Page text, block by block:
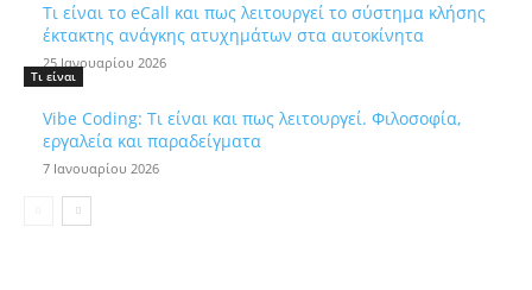
Τι είναι το eCall και πως λειτουργεί το σύστημα κλήσης
έκτακτης ανάγκης ατυχημάτων στα αυτοκίνητα
25 Ιανουαρίου 2026
Τι είναι
Vibe Coding: Τι είναι και πως λειτουργεί. Φιλοσοφία,
εργαλεία και παραδείγματα
7 Ιανουαρίου 2026